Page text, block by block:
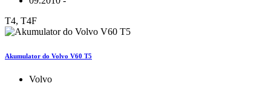
T4, T4F
Akumulator do Volvo V60 T5
Volvo